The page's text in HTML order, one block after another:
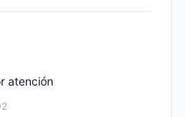
atención